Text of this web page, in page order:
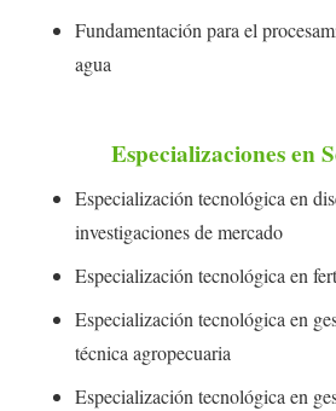
Fundamentación para el
agua
Especializaciones en
Especialización tecnológica en
investigaciones de mercado
Especialización tecnológica en
Especialización tecnológica en
técnica agropecuaria
Especialización tecnológica en